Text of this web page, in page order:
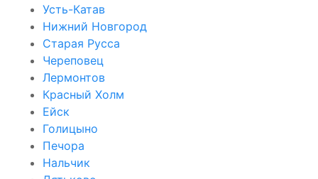
Усть-Катав
Нижний Новгород
Старая Русса
Череповец
Лермонтов
Красный Холм
Ейск
Голицыно
Печора
Нальчик